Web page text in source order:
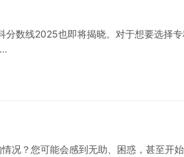
数线2025也即将揭晓。对于想要选择
况？您可能会感到无助、困惑，甚至开始